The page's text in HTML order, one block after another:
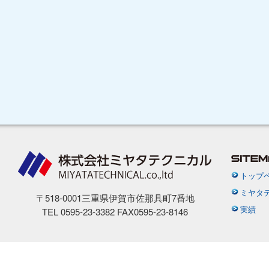
〒518-0001三重県伊賀市佐那具町7番地
TEL 0595-23-3382 FAX0595-23-8146
トップ
ミヤタ
実績